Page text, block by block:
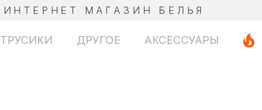
ИНТЕРНЕТ МАГАЗИН БЕЛЬЯ
ТРУСИКИ ДРУГОЕ АКСЕССУАРЫ